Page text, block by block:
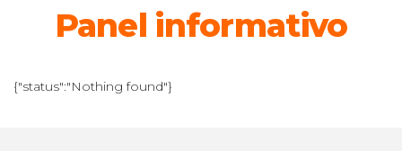
Panel informativo
{"status":"Nothing found"}